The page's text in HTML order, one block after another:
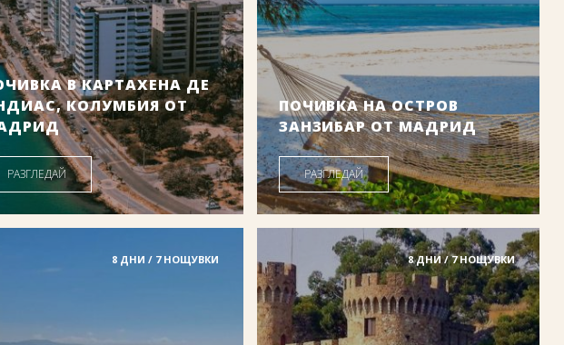
В КАРТАХЕНА ДЕ
КОЛУМБИЯ ОТ
Дати от: 14.08.2026 г.
от: 1323.00 € / 2587.56 лв.
РАЗГЛЕДАЙ
ПОЧИВКА НА ОСТРОВ
ЗАНЗИБАР ОТ МАДРИД
Дати от: 10.08.2026 г.
Цена от: 1839.00 € / 3596.77 лв.
РАЗГЛЕДАЙ
8 ДНИ / 7 НОЩУВКИ 8 ДНИ / 7 НОЩУВКИ